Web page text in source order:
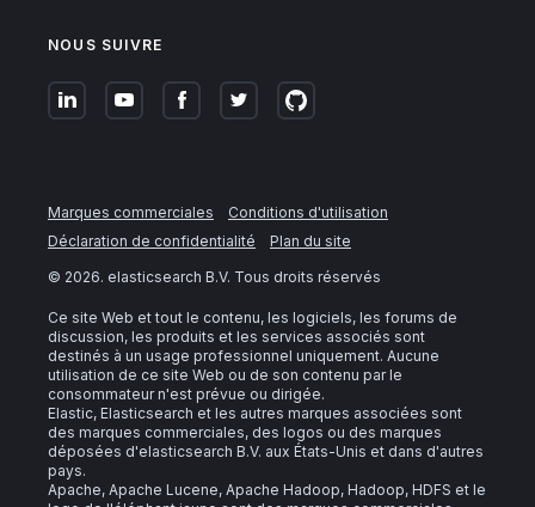
NOUS SUIVRE
Marques commerciales
Conditions d'utilisation
Déclaration de confidentialité
Plan du site
© 2026. elasticsearch B.V. Tous droits réservés
Ce site Web et tout le contenu, les logiciels, les forums de
discussion, les produits et les services associés sont
destinés à un usage professionnel uniquement. Aucune
utilisation de ce site Web ou de son contenu par le
consommateur n'est prévue ou dirigée.
Elastic, Elasticsearch et les autres marques associées sont
des marques commerciales, des logos ou des marques
déposées d'elasticsearch B.V. aux États-Unis et dans d'autres
pays.
Apache, Apache Lucene, Apache Hadoop, Hadoop, HDFS et le